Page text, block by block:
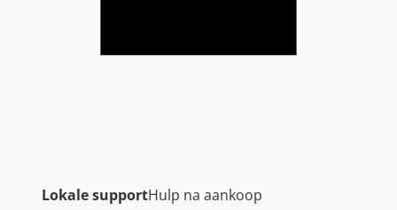
Lokale supportHulp na aankoop